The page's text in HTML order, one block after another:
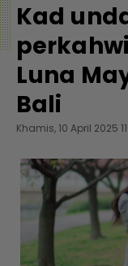
Kad
Luna
Bali
Khamis, 10 April 2025